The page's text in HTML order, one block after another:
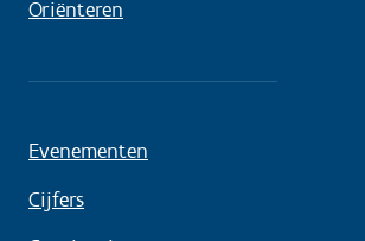
Oriënteren
Evenementen
Cijfers